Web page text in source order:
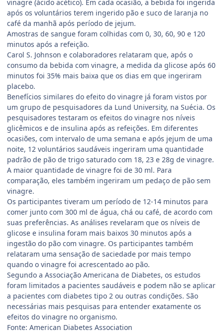
vinagre (ácido acético). Em cada ocasião, a bebida foi ingerida
após os voluntários terem ingerido pão e suco de laranja no
café da manhã após período de jejum.
Amostras de sangue foram colhidas com 0, 30, 60, 90 e 120
minutos após a refeição.
Carol S. Johnson e colaboradores relataram que, após o
consumo da bebida com vinagre, a medida da glicose após 60
minutos foi 35% mais baixa que os dias em que ingeriram
placebo.
Benefícios similares do efeito do vinagre já foram vistos por
um grupo de pesquisadores da Lund University, na Suécia. Os
pesquisadores testaram os efeitos do vinagre nos níveis
glicêmicos e de insulina após as refeições. Em diferentes
ocasiões, com intervalo de uma semana e após jejum de uma
noite, 12 voluntários saudáveis ingeriram uma quantidade
padrão de pão de trigo saturado com 18, 23 e 28g de vinagre.
A maior quantidade de vinagre foi de 30 ml. Para
comparação, eles também ingeriram um pedaço de pão sem
vinagre.
Os participantes tiveram um período de 12-14 minutos para
comer junto com 300 ml de água, chá ou café, de acordo com
suas preferências. As análises revelaram que os níveis de
glicose e insulina foram mais baixos 30 minutos após a
ingestão do pão com vinagre. Os participantes também
relataram uma sensação de saciedade por mais tempo
quando o vinagre foi acrescentado ao pão.
Segundo a Associação Americana de Diabetes, os estudos
foram limitados a pacientes saudáveis e podem não se aplicar
a pacientes com diabetes tipo 2 ou outras condições. São
necessárias mais pesquisas para entender exatamente os
efeitos do vinagre no organismo.
Fonte: American Diabetes Association